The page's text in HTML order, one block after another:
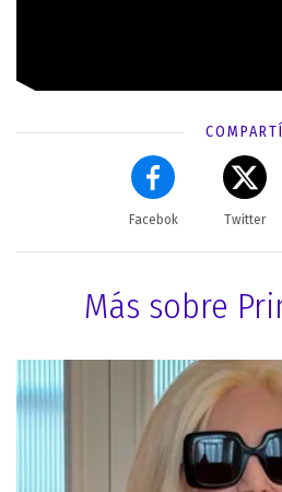
COMPARTÍ
Facebok Twitter
Más sobre